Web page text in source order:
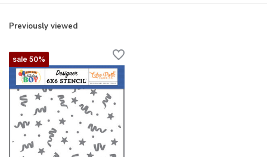
Previously viewed
sale 50%